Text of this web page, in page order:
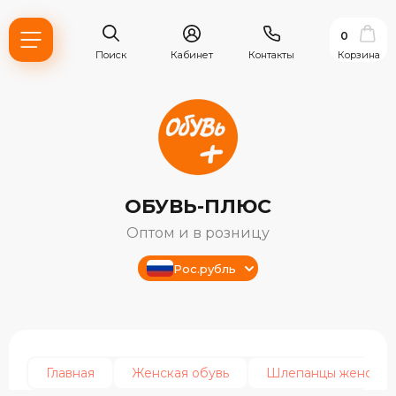
Поиск Кабинет Контакты
0
Корзина
ОБУВЬ-ПЛЮС
Оптом и в розницу
Рос.рубль
Главная Женская обувь Шлепанцы женские